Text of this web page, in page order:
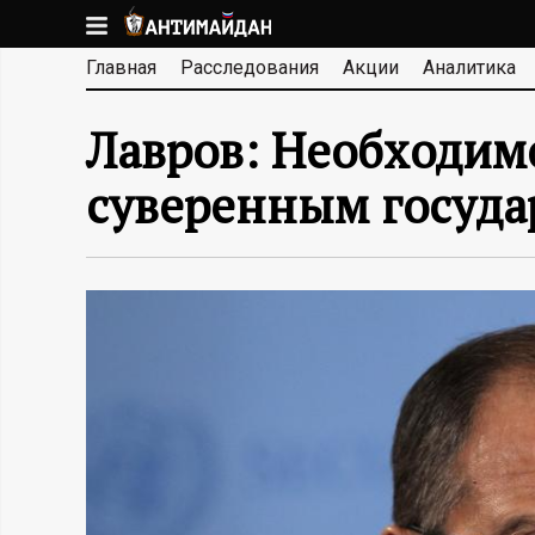
к
основномуА
Н
Т
И
М
Главная Расследования Акции Аналитика
Лавров:
суверенным